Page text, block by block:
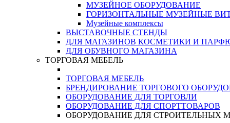
МУЗЕЙНОЕ ОБОРУДОВАНИЕ
ГОРИЗОНТАЛЬНЫЕ МУЗЕЙНЫЕ
Музейные комплексы
ВЫСТАВОЧНЫЕ СТЕНДЫ
ДЛЯ МАГАЗИНОВ КОСМЕТИКИ И
ДЛЯ ОБУВНОГО МАГАЗИНА
ТОРГОВАЯ МЕБЕЛЬ
ТОРГОВАЯ МЕБЕЛЬ
БРЕНДИРОВАНИЕ ТОРГОВОГО
ОБОРУДОВАНИЕ ДЛЯ ТОРГОВЛИ
ОБОРУДОВАНИЕ ДЛЯ СПОРТТОВАРОВ
ОБОРУДОВАНИЕ ДЛЯ СТРОИТЕЛЬНЫХ